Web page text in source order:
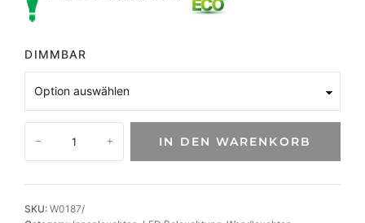
DIMMBAR
d
l
e
− + IN DEN WARENKORB
SKU: W0187/